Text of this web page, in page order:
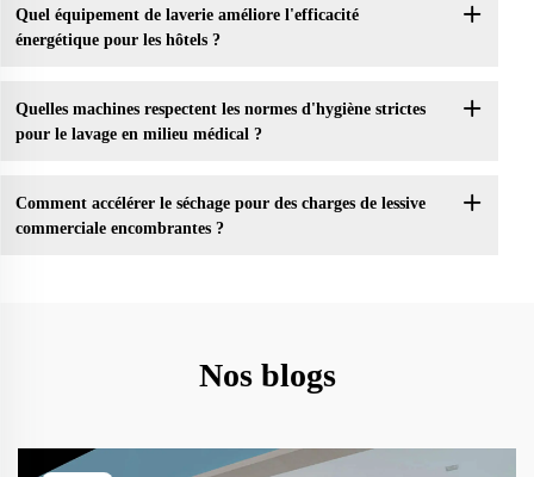
Quel équipement de laverie améliore l'efficacité
énergétique pour les hôtels ?
Quelles machines respectent les normes d'hygiène strictes
pour le lavage en milieu médical ?
Comment accélérer le séchage pour des charges de lessive
commerciale encombrantes ?
Nos blogs